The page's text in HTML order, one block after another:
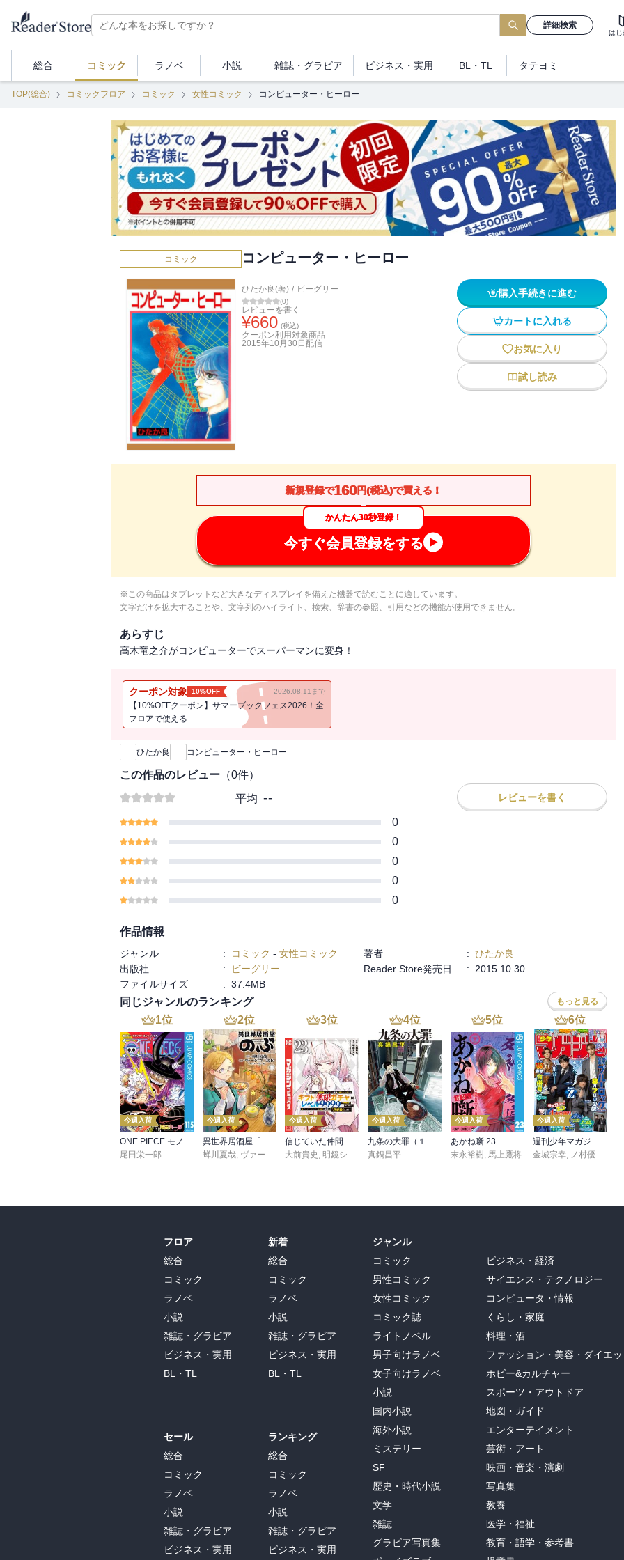
詳細検索
はじ
総合 コミック ラノベ 小説 雑誌・ グラビア ビジネス ・実用 BL・TL タテヨミ
TOP(総合) コミックフロア コミック 女性コミック コンピューター・ヒーロー
コミック コンピューター・ヒーロー
ひたか良(著) / ビーグリー
(0)
レビューを書く
¥660 (税込)
クーポン利用対象商品
2015年10月30日 配信
購入手続きに進む
カートに入れる
お気に入り
試し読み
新規登録で160円(税込)で買える！
かんたん30秒登録！
今すぐ会員登録をする
※この商品はタブレットなど大きなディスプレイを備えた機器で読むことに適しています。
文字だけを拡大することや、文字列のハイライト、検索、辞書の参照、引用などの機能が使用できません。
あらすじ
高木竜之介がコンピューターでスーパーマンに変身！
クーポン対象 10%OFF 2026.08.11まで
【10%OFFクーポン】サマーブックフェス2026！全
フロアで使える
新刊通知
ひたか良 コンピューター・ヒーロー
この作品のレビュー （0件）
平均 -- レビューを書く
0
0
0
0
0
作品情報
ジャンル : コミック - 女性コミック 著者 : ひたか良
出版社
: ビーグリー Reader Store発売日 :
2015.10.30
ファイルサイズ
: 37.4MB
同じジャンルのランキング もっと見る
1位
今週入荷
ONE PIECE モノクロ版 115
尾田栄一郎
2位
今週入荷
異世界居酒屋「のぶ」(22)
蝉川夏哉, ヴァージニア二等兵 ,転
3位
今週入荷
信じていた仲間達にダンジョン奥地で殺されかけたがギフト『無限ガチャ』でレベル９９９９の仲間達を手に入れて元パーティーメンバーと世界に復讐＆『ざまぁ！』します！（２３）
大前貴史 ,明鏡シスイ ,ｔｅｆ
4位
今週入荷
九条の大罪（１７）
真鍋昌平
5位
今週入荷
あかね噺 23
末永裕樹, 馬上鷹将
6位
今週入荷
週刊少年マガジン 2026年36・37号[2026年8月5日発売]
金城宗幸, ノ村優介
フロア
総合
コミック
ラノベ
小説
雑誌・グラビア
ビジネス・実用
BL・TL
セール
総合
コミック
ラノベ
小説
雑誌・グラビア
ビジネス・実用
新着
総合
コミック
ラノベ
小説
雑誌・グラビア
ビジネス・実用
BL・TL
ランキング
総合
コミック
ラノベ
小説
雑誌・グラビア
ビジネス・実用
ジャンル
コミック
男性コミック
女性コミック
コミック誌
ライトノベル
男子向けラノベ
女子向けラノベ
小説
国内小説
海外小説
ミステリー
SF
歴史・時代小説
文学
雑誌
グラビア写真集
ビジネス・経済
サイエンス・テクノロジー
コンピュータ・情報
くらし・家庭
料理・酒
ファッション・美容・ダイエッ
ホビー&カルチャー
スポーツ・アウトドア
地図・ガイド
エンターテイメント
芸術・アート
映画・音楽・演劇
写真集
教養
医学・福祉
教育・語学・参考書